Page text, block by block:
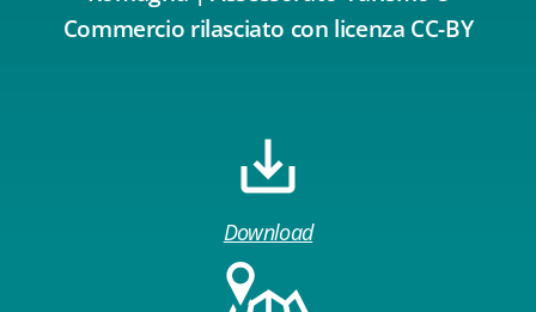
Commercio rilasciato con licenza CC-BY
Download